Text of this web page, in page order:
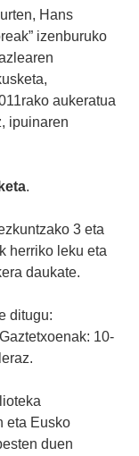
Hans
izenburuko
aukeratua
ipuinaren
.
3 eta
herriko leku eta
daukate.
ditugu:
10-
eta Eusko
duen